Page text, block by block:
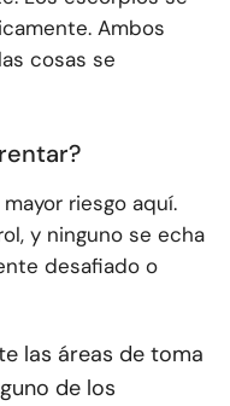
Ambos
cosas se
riesgo aquí.
y ninguno se echa
desafiado o
las áreas de toma
de los